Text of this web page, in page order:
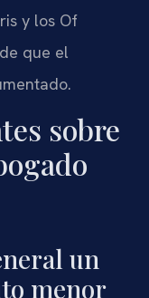
y los Of
que el
sobre
un
menor